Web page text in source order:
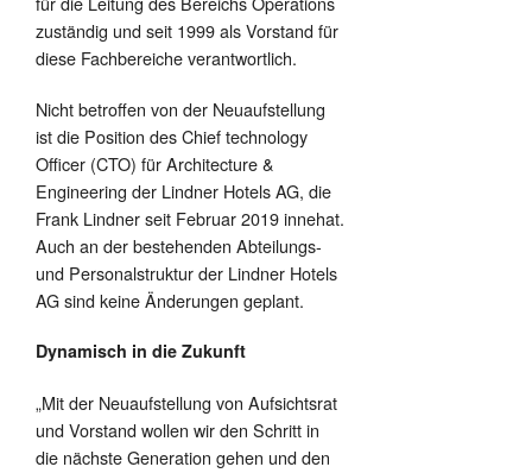
zuständig und seit 1999 als Vorstand für
diese Fachbereiche verantwortlich.
Nicht betroffen von der Neuaufstellung
ist die Position des Chief technology
Officer (CTO) für Architecture &
Engineering der Lindner Hotels AG, die
Frank Lindner seit Februar 2019 innehat.
Auch an der bestehenden Abteilungs-
und Personalstruktur der Lindner Hotels
AG sind keine Änderungen geplant.
Dynamisch in die Zukunft
„Mit der Neuaufstellung von Aufsichtsrat
und Vorstand wollen wir den Schritt in
die nächste Generation gehen und den